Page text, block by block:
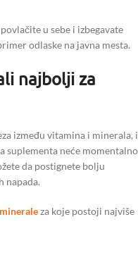
u sebe i izbegavate
odlaske na javna mesta.
najbolji za
između vitamina i minerala, i
suplementa neće momentalno
da postignete bolju
napada.
za koje postoji najviše